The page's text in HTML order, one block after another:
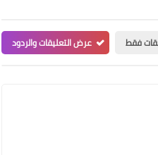
فقط عرض التعليقات والردود